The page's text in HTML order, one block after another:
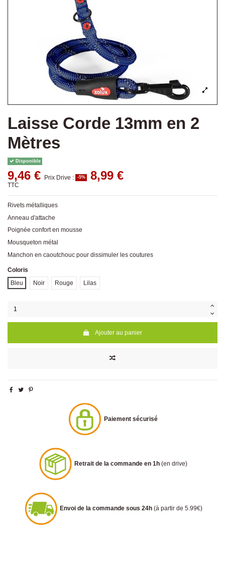
Laisse Corde 13mm en 2
Mètres
Disponible
9,46 € Prix Drive : -5% 8,99 €
TTC
Rivets métalliques
Anneau d'attache
Poignée confort en mousse
Mousqueton métal
Manchon en caoutchouc pour dissimuler les coutures
Coloris
Bleu
Noir Rouge Lilas
Ajouter au panier
Paiement sécurisé
Retrait de la commande en 1h (en drive)
Envoi de la commande sous 24h (à partir de 5.99€)